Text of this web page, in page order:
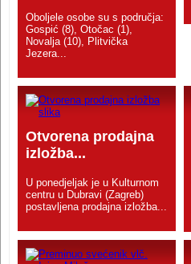
Oboljele osobe su s područja:
Gospić (8), Otočac (1),
Novalja (10), Plitvička
Jezera...
Otvorena prodajna
izložba...
U ponedjeljak je u Kulturnom
centru u Dubravi (Zagreb)
postavljena prodajna izložba...